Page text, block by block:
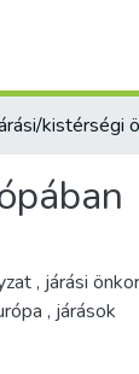
, járási
, járások